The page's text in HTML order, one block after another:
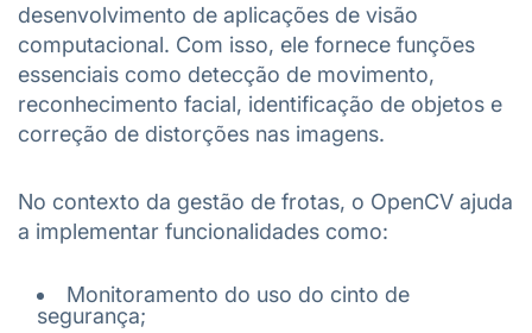
desenvolvimento de aplicações de visão
computacional. Com isso, ele fornece funções
essenciais como detecção de movimento,
reconhecimento facial, identificação de objetos e
correção de distorções nas imagens.
No contexto da gestão de frotas, o OpenCV ajuda
a implementar funcionalidades como:
Monitoramento do uso do cinto de
segurança;